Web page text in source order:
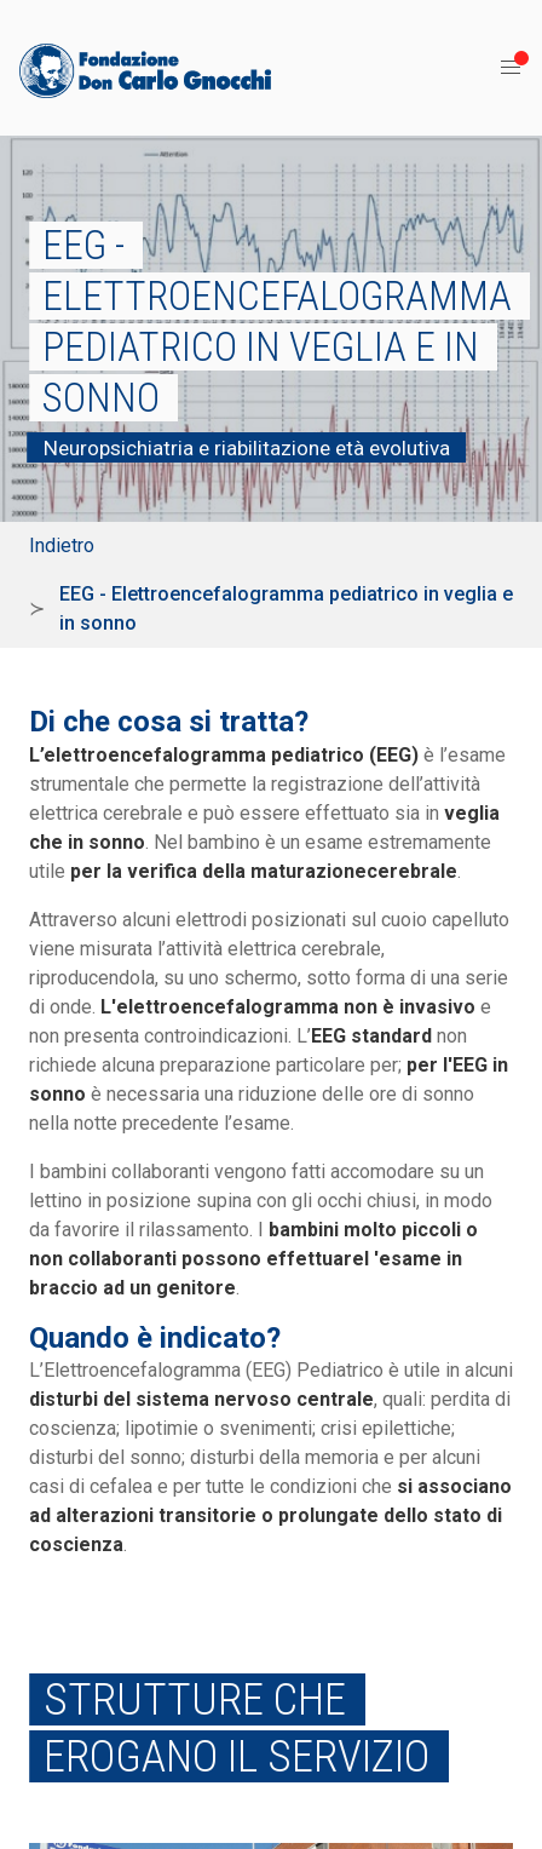
EEG -
ELETTROENCEFALOGRAMMA
PEDIATRICO IN VEGLIA E IN
SONNO
Neuropsichiatria e riabilitazione età evolutiva
Indietro
EEG - Elettroencefalogramma pediatrico in veglia e
in sonno
Di che cosa si tratta?
L’elettroencefalogramma pediatrico (EEG) è l’esame
strumentale che permette la registrazione dell’attività
elettrica cerebrale e può essere effettuato sia in veglia
che in sonno. Nel bambino è un esame estremamente
utile per la verifica della maturazionecerebrale.
Attraverso alcuni elettrodi posizionati sul cuoio capelluto
viene misurata l’attività elettrica cerebrale,
riproducendola, su uno schermo, sotto forma di una serie
di onde. L'elettroencefalogramma non è invasivo e
non presenta controindicazioni. L’EEG standard non
richiede alcuna preparazione particolare per; per l'EEG in
sonno è necessaria una riduzione delle ore di sonno
nella notte precedente l’esame.
I bambini collaboranti vengono fatti accomodare su un
lettino in posizione supina con gli occhi chiusi, in modo
da favorire il rilassamento. I bambini molto piccoli o
non collaboranti possono effettuarel 'esame in
braccio ad un genitore.
Quando è indicato?
L’Elettroencefalogramma (EEG) Pediatrico è utile in alcuni
disturbi del sistema nervoso centrale, quali: perdita di
coscienza; lipotimie o svenimenti; crisi epilettiche;
disturbi del sonno; disturbi della memoria e per alcuni
casi di cefalea e per tutte le condizioni che si associano
ad alterazioni transitorie o prolungate dello stato di
coscienza.
STRUTTURE CHE
EROGANO IL SERVIZIO